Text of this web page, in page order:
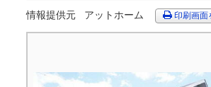
情報提供元 アットホーム 印刷画面